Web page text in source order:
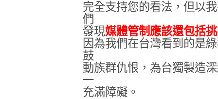
完全支持您的看法，但以
們
發現媒體管制應該還包括
因為我們在台灣看到的是
鼓
動族群仇恨，為台獨製造
一
充滿障礙。